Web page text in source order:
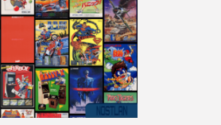
[Mo5] Deux inédits du
[GK] Le beat'em up The
[GK] Endless Legend 2 :